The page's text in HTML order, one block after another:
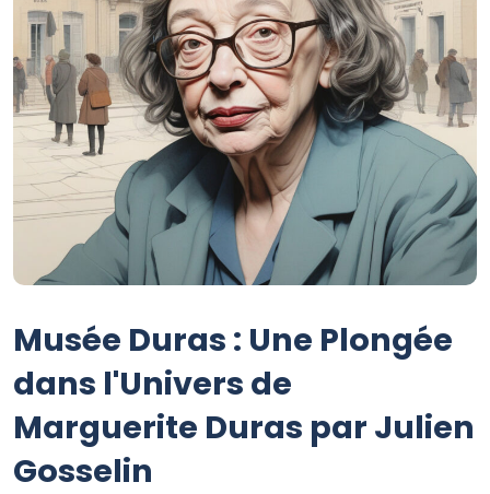
Musée Duras : Une Plongée
dans l'Univers de
Marguerite Duras par Julien
Gosselin